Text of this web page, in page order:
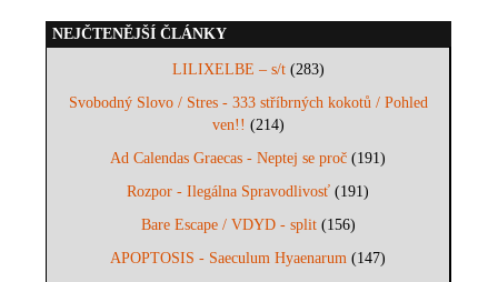
NEJČTENĚJŠÍ ČLÁNKY
LILIXELBE – s/t(283)
Svobodný Slovo / Stres - 333 stříbrných kokotů / Pohled
ven!! (214)
Ad Calendas Graecas - Neptej se proč (191)
Rozpor - Ilegálna Spravodlivosť (191)
Bare Escape / VDYD - split(156)
APOPTOSIS - Saeculum Hyaenarum (147)